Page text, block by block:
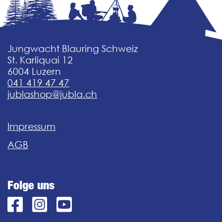
Jungwacht Blauring Schweiz
St. Karliquai 12
6004 Luzern
041 419 47 47
jublashop@jubla.ch
Impressum
AGB
Folge uns